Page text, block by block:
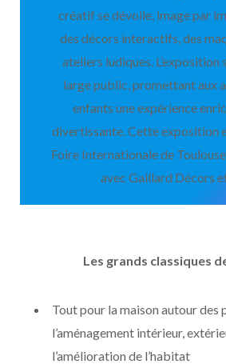
créatif se dévoile, image par
des décors interactifs, des
ateliers ludiques. L’exposition
large public, promettant aux
enfants une expérience
divertissante. Cette exposition
Foire Internationale de
avec Gaillard Décors
Les grands classiques
Tout pour la maison autour des
l’aménagement intérieur,
l’amélioration de l’habitat